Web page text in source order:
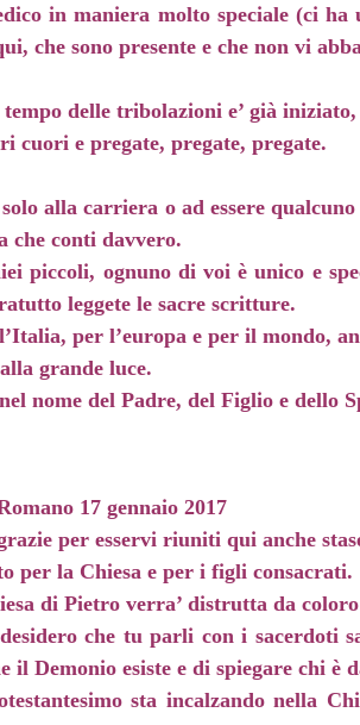
in maniera molto speciale (ci
che sono presente e che non vi
delle tribolazioni e’ già
cuori e pregate, pregate, pregate.
alla carriera o ad essere
che conti davvero.
piccoli, ognuno di voi è unico e
leggete le sacre scritture.
per l’europa e per il mondo,
grande luce.
nome del Padre, del Figlio e dello
17 gennaio 2017
per esservi riuniti qui anche
per la Chiesa e per i figli consacrati.
di Pietro verra’ distrutta da
che tu parli con i sacerdoti
il Demonio esiste e di spiegare chi è
sta incalzando nella